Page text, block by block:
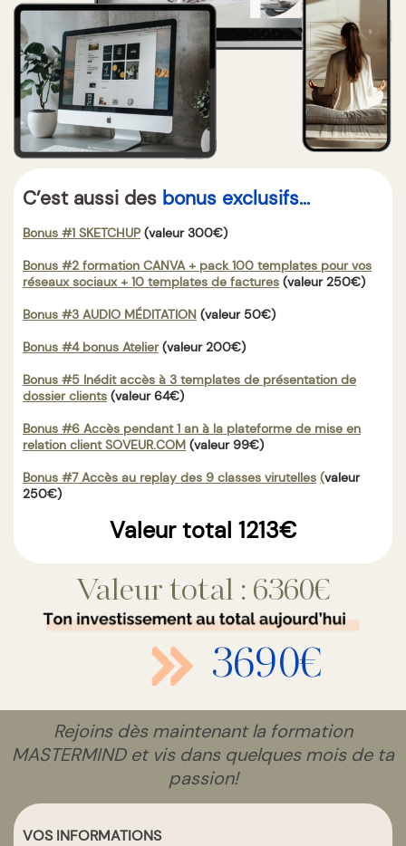
C’est aussi des bonus exclusifs...
Bonus #1 SKETCHUP (valeur 300€)
Bonus #2 formation CANVA + pack 100 templates pour vos
réseaux sociaux + 10 templates de factures (valeur 250€)
Bonus #3 AUDIO MÉDITATION (valeur 50€)
Bonus #4 bonus Atelier (valeur 200€)
Bonus #5 Inédit accès à 3 templates de présentation de
dossier clients (valeur 64€)
Bonus #6 Accès pendant 1 an à la plateforme de mise en
relation clientSOVEUR.COM (valeur 99€)
Bonus #7 Accès au replay des 9 classes virutelles (valeur
250€)
Valeur total 1213€
Valeur total : 6360€
3690€
Rejoins dès maintenant la formation
MASTERMIND et vis dans quelques mois de ta
passion!
VOS INFORMATIONS